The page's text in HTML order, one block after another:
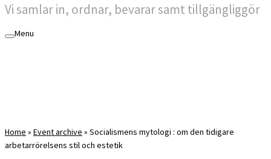
Vi samlar in, ordnar, bevarar samt tillgängliggör
Menu
Home » Event archive » Socialismens mytologi : om den tidigare
arbetarrörelsens stil och estetik